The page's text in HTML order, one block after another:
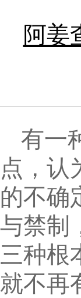
阿姜
有一
点，认
的不确
与禁制
三种根
就不再